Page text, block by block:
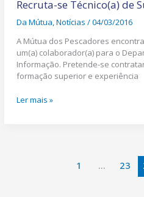
Recruta-se Técnico(a) de
Da Mútua,Notícias /04/03/2016
A Mútua dos Pescadores
um(a) colaborador(a) para o
Informação. Pretende-se
formação superior e experiência
se
de
Suporte
TI
Ler mais »
1 … 23